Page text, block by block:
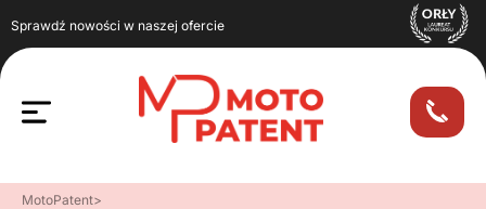
Sprawdź nowości w naszej ofercie
MotoPatent>